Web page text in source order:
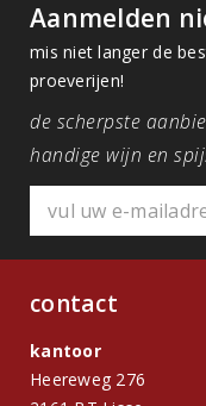
Aanmelden
mis niet langer de
proeverijen!
de scherpste
handige wijn en
contact
kantoor
Heereweg 276